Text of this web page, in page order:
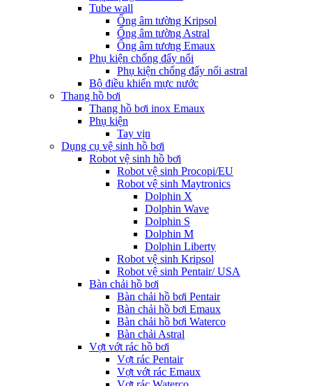
Tube wall
Ống âm tường Kripsol
Ống âm tường Astral
Ống âm tương Emaux
Phụ kiện chống đẩy nổi
Phụ kiện chống đẩy nổi astral
Bộ điều khiển mực nước
Thang hồ bơi
Thang hồ bơi inox Emaux
Phụ kiện
Tay vịn
Dụng cụ vệ sinh hồ bơi
Robot vệ sinh hồ bơi
Robot vệ sinh Procopi/EU
Robot vệ sinh Maytronics
Dolphin X
Dolphin Wave
Dolphin S
Dolphin M
Dolphin Liberty
Robot vệ sinh Kripsol
Robot vệ sinh Pentair/ USA
Bàn chải hồ bơi
Bàn chải hồ bơi Pentair
Bàn chải hồ bơi Emaux
Bàn chải hồ bơi Waterco
Bàn chải Astral
Vợt vớt rác hồ bơi
Vợt rác Pentair
Vợt vớt rác Emaux